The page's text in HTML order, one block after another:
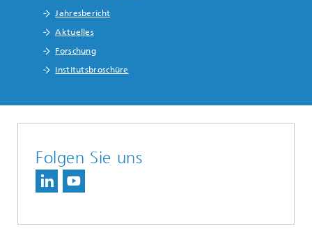
Jahresbericht
Aktuelles
Forschung
Institutsbroschüre
Folgen Sie uns